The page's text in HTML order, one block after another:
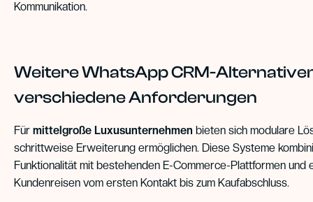
Kommunikation.
Weitere WhatsApp CRM-
verschiedene Anforderungen
Für mittelgroße Luxusunternehmen bieten sich modulare
schrittweise Erweiterung ermöglichen. Diese Systeme
Funktionalität mit bestehenden E-Commerce-Plattformen und
Kundenreisen vom ersten Kontakt bis zum Kaufabschluss.